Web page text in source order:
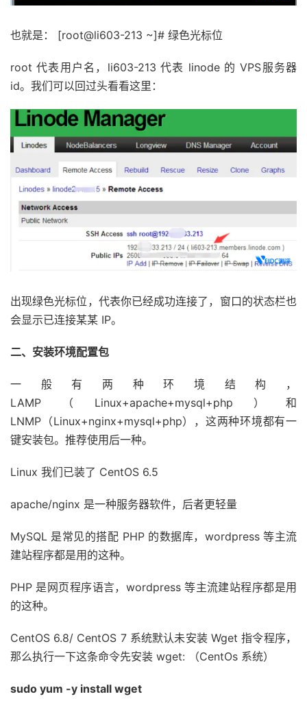
也就是： [root@li603-213 ~]# 绿色光标位
root 代表用户名，li603-213 代表 linode 的 VPS服务器
id。我们可以回过头看看这里：
出现绿色光标位，代表你已经成功连接了，窗口的状态栏也
会显示已连接某某 IP。
二、安装环境配置包
一般有两种环境结构，
LAMP（Linux+apache+mysql+php）和
LNMP（Linux+nginx+mysql+php），这两种环境都有一
键安装包。推荐使用后一种。
Linux 我们已装了 CentOS 6.5
apache/nginx 是一种服务器软件，后者更轻量
MySQL 是常见的搭配 PHP 的数据库，wordpress 等主流
建站程序都是用的这种。
PHP 是网页程序语言，wordpress 等主流建站程序都是用
的这种。
CentOS 6.8/ CentOS 7 系统默认未安装 Wget 指令程序，
那么执行一下这条命令先安装 wget: （CentOs 系统）
sudo yum -y install wget